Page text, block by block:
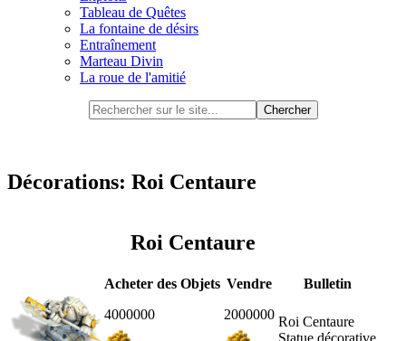
Tableau de Quêtes
La fontaine de désirs
Entraînement
Marteau Divin
La roue de l'amitié
Décorations: Roi Centaure
Roi Centaure
Acheter des Objets Vendre
Bulletin
4000000
2000000 Roi Centaure
Statue décorative